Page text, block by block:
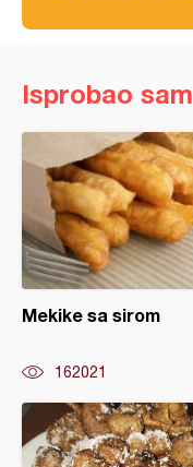
Isprobao sam
Mekike sa sirom
162021